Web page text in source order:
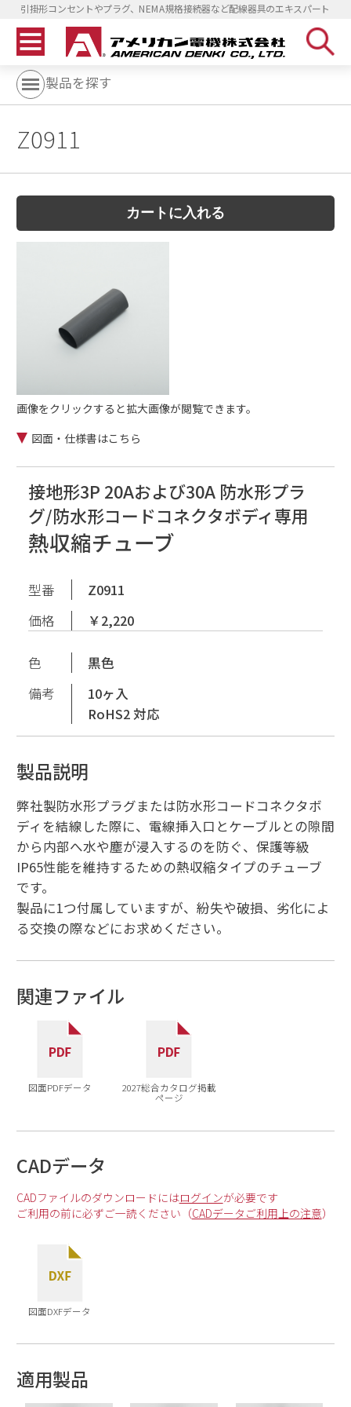
引掛形コンセントやプラグ、NEMA規格接続器など配線器具のエキスパート
製品を探す
Z0911
画像をクリックすると拡大画像が閲覧できます。
図面・仕様書はこちら
接地形3P 20Aおよび30A 防水形プラ
グ/防水形コードコネクタボディ専用
熱収縮チューブ
型番
Z0911
価格
￥2,220
色
黒色
備考
10ヶ入
RoHS2 対応
製品説明
弊社製防水形プラグまたは防水形コードコネクタボ
ディを結線した際に、電線挿入口とケーブルとの隙間
から内部へ水や塵が浸入するのを防ぐ、保護等級
IP65性能を維持するための熱収縮タイプのチューブ
です。
製品に1つ付属していますが、紛失や破損、劣化によ
る交換の際などにお求めください。
関連ファイル
図面PDFデータ
2027総合カタログ掲載
ページ
CADデータ
CADファイルのダウンロードにはログインが必要です
ご利用の前に必ずご一読ください（CADデータご利用上の注意）
図面DXFデータ
適用製品